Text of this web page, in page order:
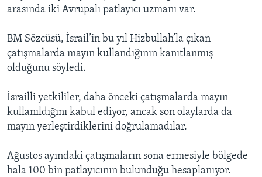
SAĞLIK
BİLİM VE TEKNOLOJİ
EKONOMİ
ÇEVRE
HAYATTAN
SANAT
İNGİLİZCE DERSLERİ
MULTİMEDYA
VİDEO GALERİ
FOTO GALERİ
LEARNING ENGLISH
BIZI TAKIP EDIN
Diller
arasında iki Avrupalı patlayıcı uzmanı var.
BM Sözcüsü, İsrail’in bu yıl Hizbullah’la çıkan
çatışmalarda mayın kullandığının kanıtlanmış
olduğunu söyledi.
İsrailli yetkililer, daha önceki çatışmalarda mayın
kullanıldığını kabul ediyor, ancak son olaylarda da
mayın yerleştirdiklerini doğrulamadılar.
Ağustos ayındaki çatışmaların sona ermesiyle bölgede
hala 100 bin patlayıcının bulunduğu hesaplanıyor.